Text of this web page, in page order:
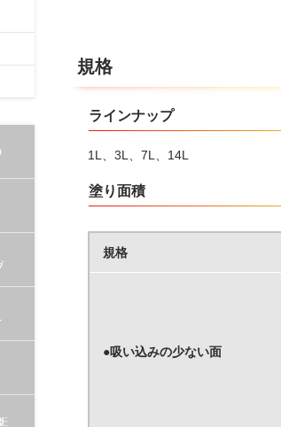
規格
ラインナップ
1L、3L、7L、14L
塗り面積
規格
●吸い込みの少ない面